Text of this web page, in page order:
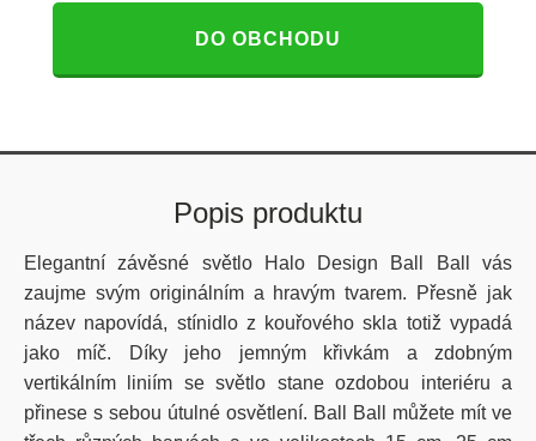
DO OBCHODU
Popis produktu
Elegantní závěsné světlo Halo Design Ball Ball vás
zaujme svým originálním a hravým tvarem. Přesně jak
název napovídá, stínidlo z kouřového skla totiž vypadá
jako míč. Díky jeho jemným křivkám a zdobným
vertikálním liniím se světlo stane ozdobou interiéru a
přinese s sebou útulné osvětlení. Ball Ball můžete mít ve